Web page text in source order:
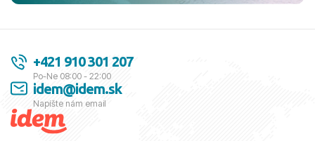
+421 910 301 207
Po-Ne 08:00 - 22:00
idem@idem.sk
Napíšte nám email